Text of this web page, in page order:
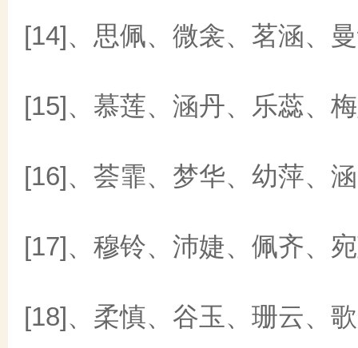
[14]、思佩、微衾、茗涵、
[15]、慕莲、涵丹、乐蕊、
[16]、荟霏、梦华、幼萍、
[17]、穆铃、沛婕、佩齐、
[18]、柔慎、谷玉、珊云、